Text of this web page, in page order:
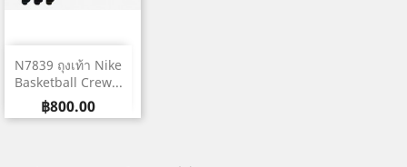
N7839 ถุงเท้า Nike
Basketball Crew...
Price
฿800.00